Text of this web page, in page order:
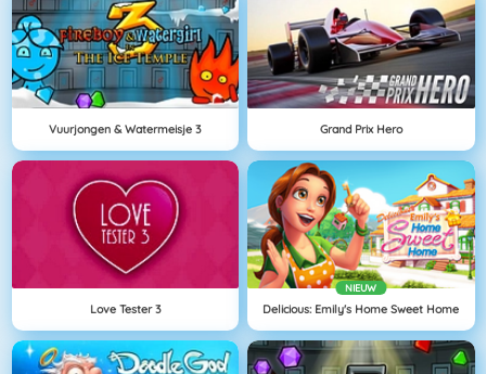
Vuurjongen & Watermeisje 3 Grand Prix Hero
Love Tester 3
NIEUW
Delicious: Emily's Home Sweet Home